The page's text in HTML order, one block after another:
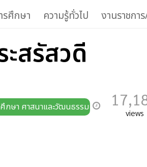
รศึกษา ความรู้ทั่วไป งานราชกา
สรัสวดี
กษา ศาสนาและวัฒนธรรม views